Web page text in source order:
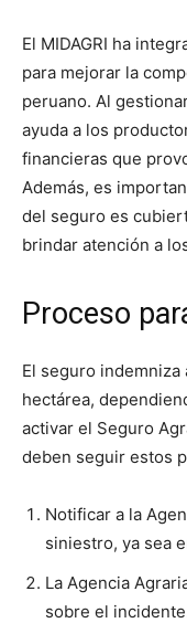
El MIDAGRI ha
para mejorar la
peruano. Al
ayuda a los
financieras que
Además, es
del seguro es
brindar atención a
Proceso
El seguro
hectárea,
activar el Seguro
deben seguir estos
Notificar a la
siniestro, ya sea
La Agencia
sobre el